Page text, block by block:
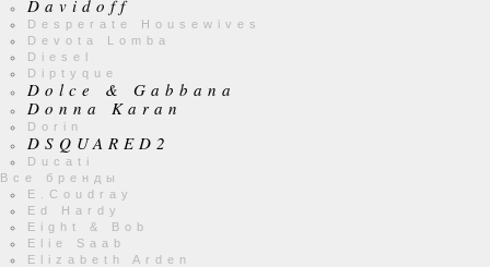
Davidoff
Desperate Housewives
Devota Lomba
Diesel
Diptyque
Dolce & Gabbana
Donna Karan
Dorin
DSQUARED2
Ducati
Все бренды
E.Coudray
Ed Hardy
Eight & Bob
Elie Saab
Elizabeth Arden